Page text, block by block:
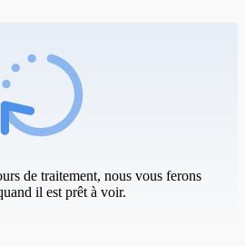
de traitement, nous vous ferons
il est prêt à voir.